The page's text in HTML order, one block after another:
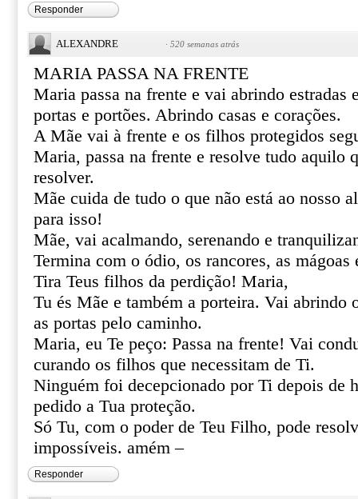
Responder
ALEXANDRE · 520 semanas atrás
MARIA PASSA NA FRENTE
Maria passa na frente e vai abrindo estradas
portas e portões. Abrindo casas e corações.
A Mãe vai à frente e os filhos protegidos
Maria, passa na frente e resolve tudo aquilo
resolver.
Mãe cuida de tudo o que não está ao nosso
para isso!
Mãe, vai acalmando, serenando e
Termina com o ódio, os rancores, as mágoas
Tira Teus filhos da perdição! Maria,
Tu és Mãe e também a porteira. Vai abrindo
as portas pelo caminho.
Maria, eu Te peço: Passa na frente! Vai
curando os filhos que necessitam de Ti.
Ninguém foi decepcionado por Ti depois de
pedido a Tua proteção.
Só Tu, com o poder de Teu Filho, pode
impossíveis. amém –
Responder